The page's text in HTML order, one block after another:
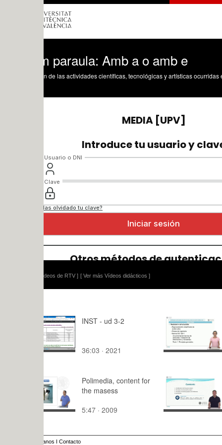
paraula: Amb a o amb e
de las actividades científicas, tecnológicas y artísticas ocurridas en los tres
[ Ver más Vídeos didácticos ]
INST - ud 3-2
36:03 · 2021
normas
11:53 ·
Polimedia, content for
the masess
5:47 · 2009
Academic
English
10:24 ·